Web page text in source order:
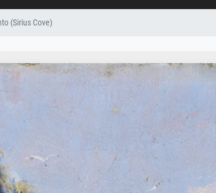
(Sirius Cove)